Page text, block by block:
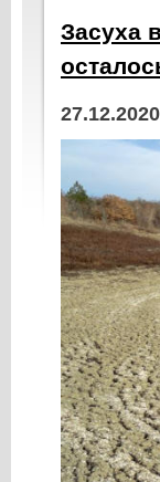
Засуха
27.12.2020